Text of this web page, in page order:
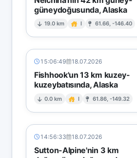
güneydoğusunda, Alaska
19.0 km I 61.66, -146.40
15:06:49 18.07.2026
Fishhook'un 13 km kuzey-
kuzeybatısında, Alaska
0.0 km I 61.86, -149.32
14:56:33 18.07.2026
Sutton-Alpine'nin 3 km